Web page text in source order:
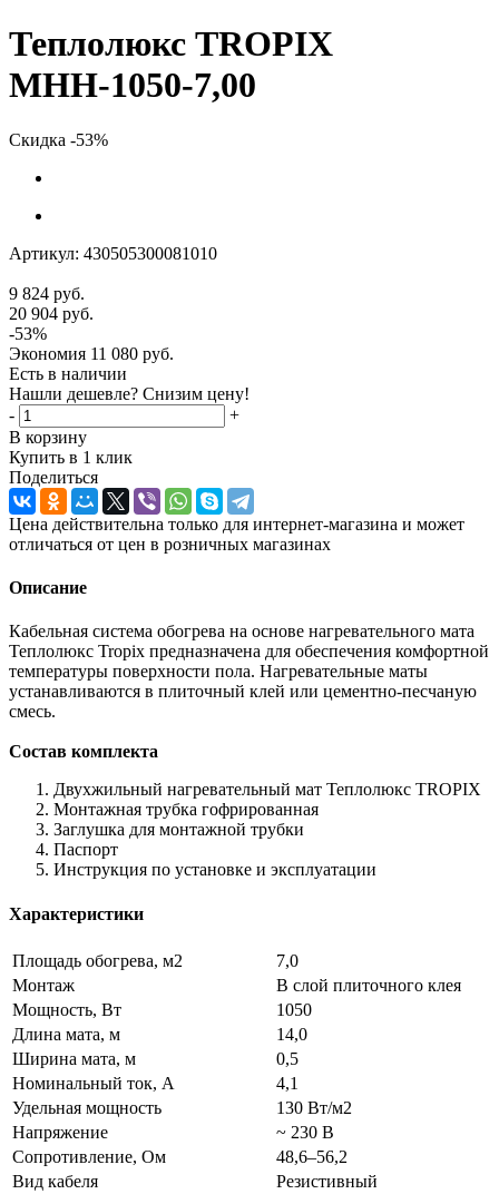
Теплолюкс TROPIX
МНН-1050-7,00
Скидка -53%
Артикул: 430505300081010
9 824 руб.
20 904 руб.
-53%
Экономия 11 080 руб.
Есть в наличии
Нашли дешевле? Снизим цену!
-
+
В корзину
Купить в 1 клик
Поделиться
Цена действительна только для интернет-магазина и может
отличаться от цен в розничных магазинах
Описание
Кабельная система обогрева на основе нагревательного мата
Теплолюкс Tropix предназначена для обеспечения комфортной
температуры поверхности пола. Нагревательные маты
устанавливаются в плиточный клей или цементно-песчаную
смесь.
Состав комплекта
Двухжильный нагревательный мат Теплолюкс TROPIX
Монтажная трубка гофрированная
Заглушка для монтажной трубки
Паспорт
Инструкция по установке и эксплуатации
Характеристики
Площадь обогрева, м2
7,0
Монтаж
В слой плиточного клея
Мощность, Вт
1050
Длина мата, м
14,0
Ширина мата, м
0,5
Номинальный ток, А
4,1
Удельная мощность
130 Вт/м2
Напряжение
~ 230 В
Сопротивление, Ом
48,6–56,2
Вид кабеля
Резистивный